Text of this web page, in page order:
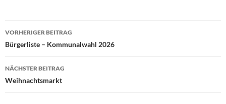
Beitragsnavigation
VORHERIGER BEITRAG
Bürgerliste – Kommunalwahl 2026
NÄCHSTER BEITRAG
Weihnachtsmarkt